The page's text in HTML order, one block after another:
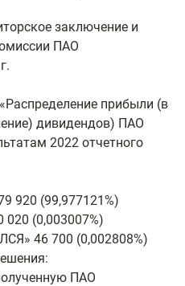
заключение и
ПАО
прибыли (в
дивидендов) ПАО
2022 отчетного
920 (99,977121%)
(0,003007%)
46 700 (0,002808%)
ПАО